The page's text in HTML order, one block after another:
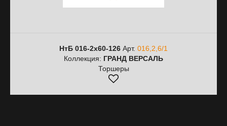
НтБ 016-2х60-126 Арт. 016,2,6/1
Коллекция: ГРАНД ВЕРСАЛЬ
Торшеры